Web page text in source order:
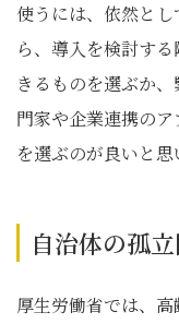
使うには、依然と
ら、導入を検討す
きるものを選ぶか
門家や企業連携の
を選ぶのが良いと思
自治体の孤
厚生労働省では、